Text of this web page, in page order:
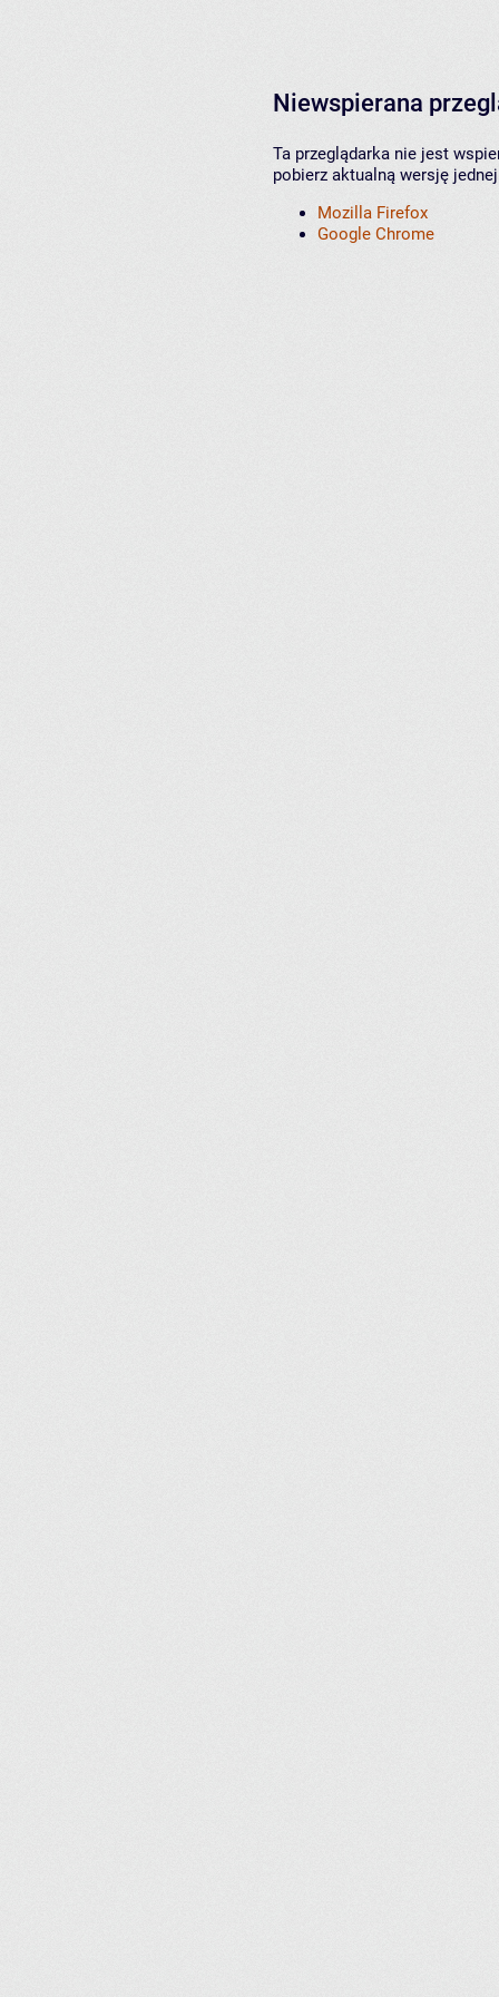
Niewspierana
Ta przeglądarka nie jest
pobierz aktualną wersję
Mozilla Firefox
Google Chrome